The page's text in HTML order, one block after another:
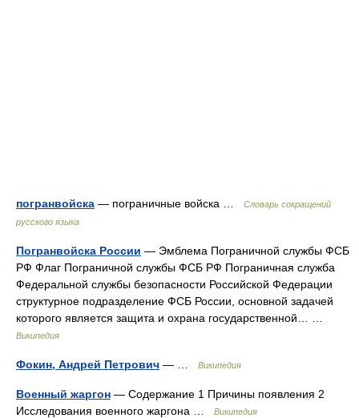
погранвойска — пограничные войска …
Словарь сокращений
русского языка
Погранвойска России — Эмблема Пограничной службы ФСБ
РФ Флаг Пограничной службы ФСБ РФ Пограничная служба
Федеральной службы безопасности Российской Федерации
структурное подразделение ФСБ России, основной задачей
которого является защита и охрана государственной… …
Википедия
Фокин, Андрей Петрович — … Википедия
Военный жаргон — Содержание 1 Причины появления 2
Исследования военного жаргона …
Википедия